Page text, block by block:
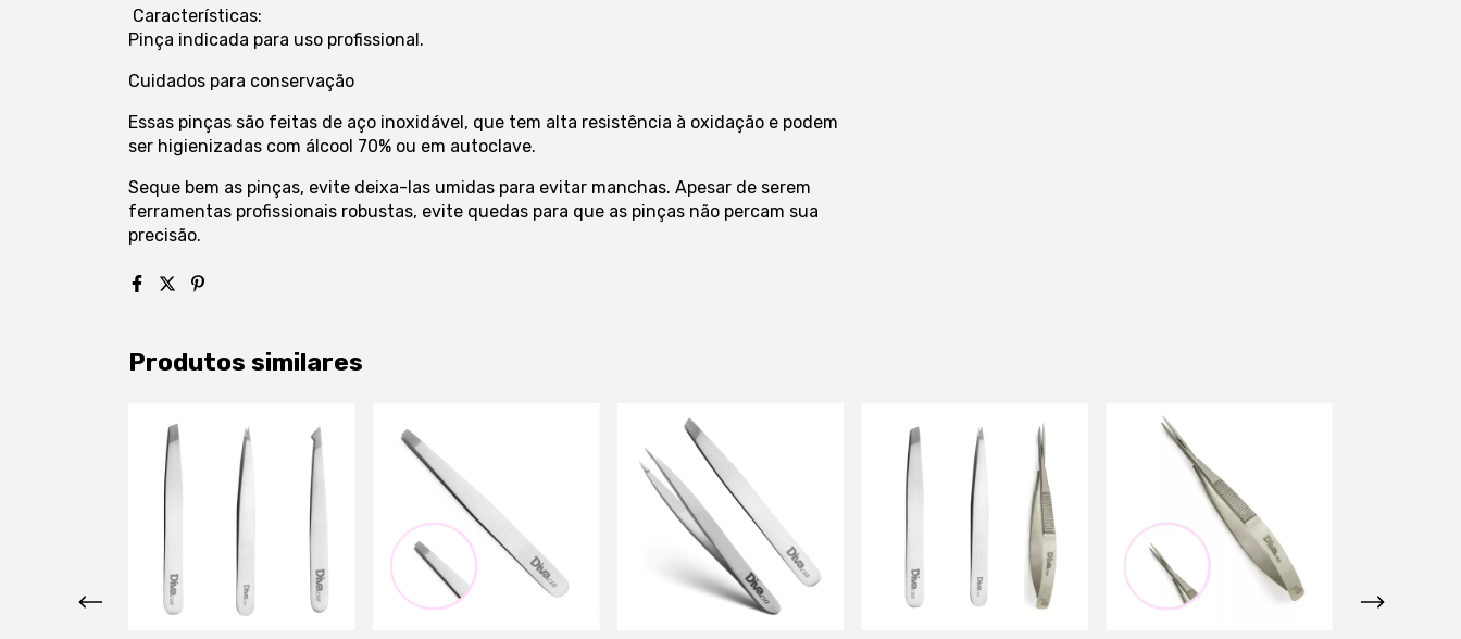
Características:
Pinça indicada para uso profissional.
Cuidados para conservação
Essas pinças são feitas de aço inoxidável, que tem alta resistência à oxidação e podem
ser higienizadas com álcool 70% ou em autoclave.
Seque bem as pinças, evite deixa-las umidas para evitar manchas. Apesar de serem
ferramentas profissionais robustas, evite quedas para que as pinças não percam sua
precisão.
Produtos similares